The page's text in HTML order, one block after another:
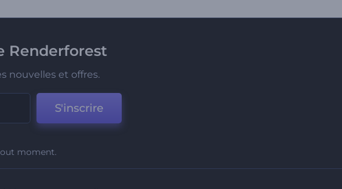
Renderforest
nouvelles et offres.
S'inscrire
moment.